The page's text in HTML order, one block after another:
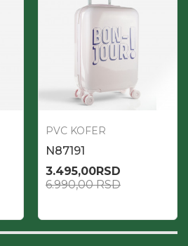
PVC KOFER
N87191
3.495,00RSD
6.990,00RSD